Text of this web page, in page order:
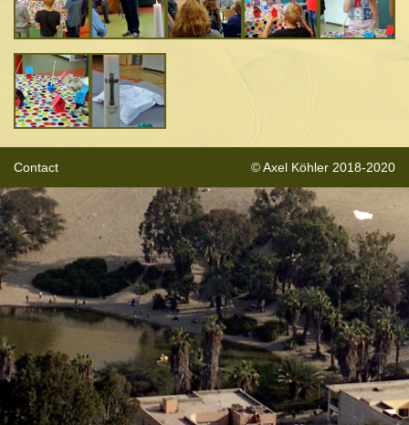
Contact © Axel Köhler 2018-2020